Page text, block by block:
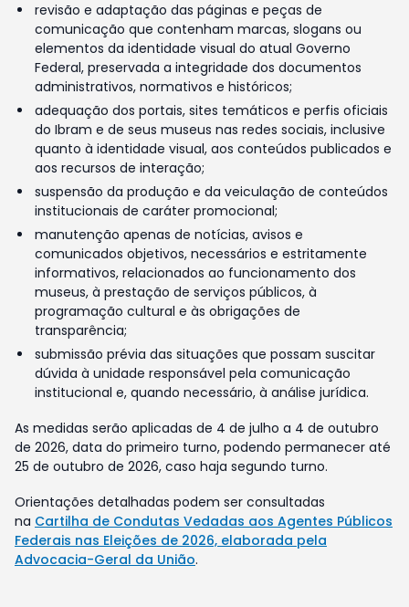
revisão e adaptação das páginas e peças de
comunicação que contenham marcas, slogans ou
elementos da identidade visual do atual Governo
Federal, preservada a integridade dos documentos
administrativos, normativos e históricos;
adequação dos portais, sites temáticos e perfis oficiais
do Ibram e de seus museus nas redes sociais, inclusive
quanto à identidade visual, aos conteúdos publicados e
aos recursos de interação;
suspensão da produção e da veiculação de conteúdos
institucionais de caráter promocional;
manutenção apenas de notícias, avisos e
comunicados objetivos, necessários e estritamente
informativos, relacionados ao funcionamento dos
museus, à prestação de serviços públicos, à
programação cultural e às obrigações de
transparência;
submissão prévia das situações que possam suscitar
dúvida à unidade responsável pela comunicação
institucional e, quando necessário, à análise jurídica.
As medidas serão aplicadas de 4 de julho a 4 de outubro
de 2026, data do primeiro turno, podendo permanecer até
25 de outubro de 2026, caso haja segundo turno.
Orientações detalhadas podem ser consultadas
na Cartilha de Condutas Vedadas aos Agentes Públicos
Federais nas Eleições de 2026, elaborada pela
Advocacia-Geral da União.